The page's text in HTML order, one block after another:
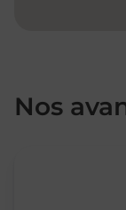
Nos